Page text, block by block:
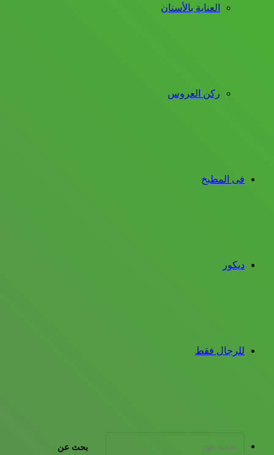
العناية بالأسنان
ركن العروس
فى المطبخ
ديكور
للرجال فقط
بحث عن